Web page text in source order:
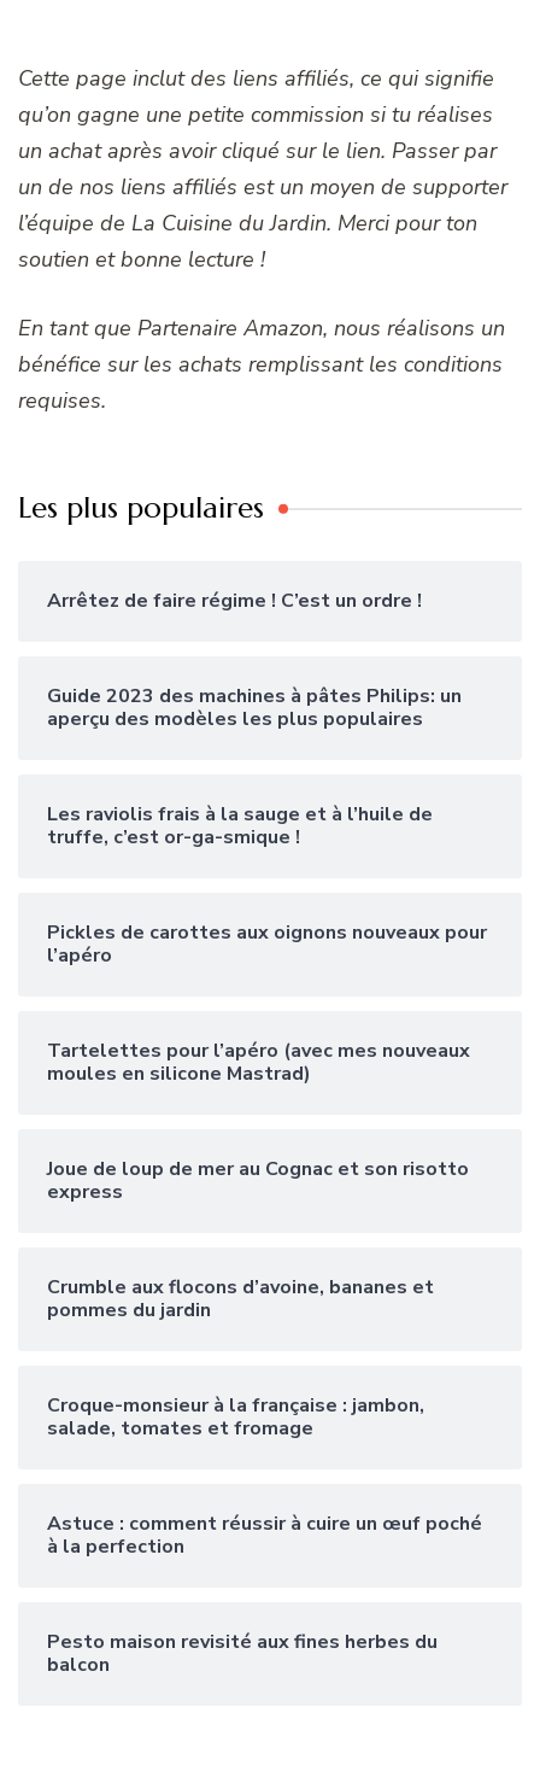
Cette page inclut des liens affiliés, ce qui signifie
qu’on gagne une petite commission si tu réalises
un achat après avoir cliqué sur le lien. Passer par
un de nos liens affiliés est un moyen de supporter
l’équipe de La Cuisine du Jardin. Merci pour ton
soutien et bonne lecture !
En tant que Partenaire Amazon, nous réalisons un
bénéfice sur les achats remplissant les conditions
requises.
Les plus populaires
Arrêtez de faire régime ! C’est un ordre !
Guide 2023 des machines à pâtes Philips: un
aperçu des modèles les plus populaires
Les raviolis frais à la sauge et à l’huile de
truffe, c’est or-ga-smique !
Pickles de carottes aux oignons nouveaux pour
l’apéro
Tartelettes pour l’apéro (avec mes nouveaux
moules en silicone Mastrad)
Joue de loup de mer au Cognac et son risotto
express
Crumble aux flocons d’avoine, bananes et
pommes du jardin
Croque-monsieur à la française : jambon,
salade, tomates et fromage
Astuce : comment réussir à cuire un œuf poché
à la perfection
Pesto maison revisité aux fines herbes du
balcon